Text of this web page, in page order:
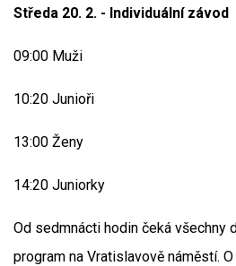
Středa 20. 2. - Individuální závod
09:00 Muži
10:20 Junioři
13:00 Ženy
14:20 Juniorky
Od sedmnácti hodin čeká všechny
program na Vratislavově náměstí.